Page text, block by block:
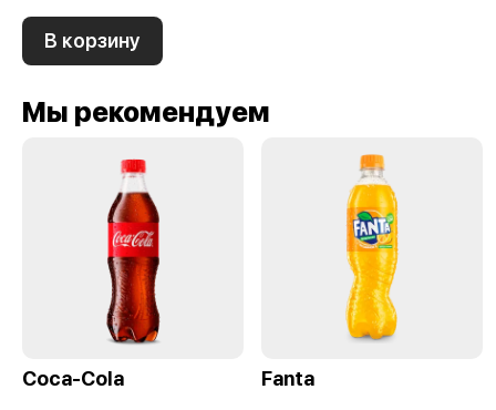
В корзину
Мы рекомендуем
Coca-Cola Fanta